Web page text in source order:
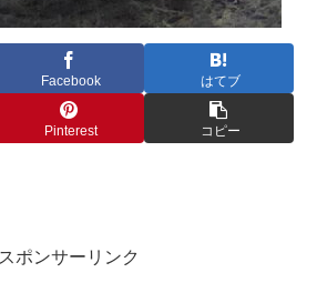
Facebook はてブ
Pinterest コピー
スポンサーリンク